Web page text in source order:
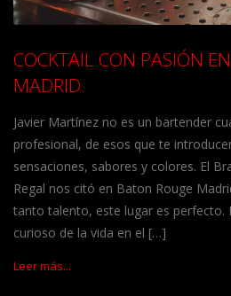
COCKTAIL CON PASIÓN
MADRID.
Javier Martínez no es un bartender
profesional, de esos que te
sensaciones, sabores y colores. El
Regal nos citó en Baton Rouge
tanto talento, este lugar es perfecto.
curioso de la vida en el […]
Leer más...